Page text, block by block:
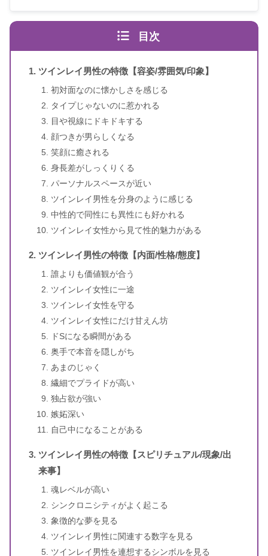
スピリカ（自己紹介はこちら）
目次
ツインレイ男性の特徴【容姿/雰囲気/印象】
初対面なのに懐かしさを感じる
タイプじゃないのに惹かれる
目や視線にドキドキする
顔つきが男らしくなる
笑顔に癒される
身長差がしっくりくる
パーソナルスペースが近い
ツインレイ男性を分身のように感じる
中性的で同性にも異性にも好かれる
ツインレイ女性から見て性的魅力がある
ツインレイ男性の特徴【内面/性格/態度】
誰よりも価値観が合う
ツインレイ女性に一途
ツインレイ女性を守る
ツインレイ女性にだけ甘えん坊
ドSになる瞬間がある
奥手で本音を隠しがち
あまのじゃく
繊細でプライドが高い
独占欲が強い
嫉妬深い
自己中になることがある
ツインレイ男性の特徴【スピリチュアル/現象/出
来事】
魂レベルが高い
シンクロニシティがよく起こる
象徴的な夢を見る
ツインレイ男性に関連する数字を見る
ツインレイ男性を連想するシンボルを見る